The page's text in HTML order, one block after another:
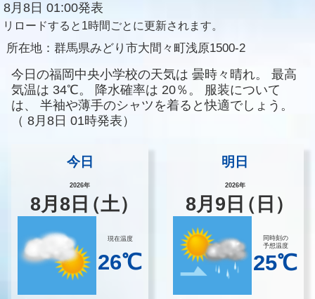
8月8日 01:00発表
リロードすると1時間ごとに更新されます。
所在地： 群馬県みどり市大間々町浅原1500-2
今日の福岡中央小学校の天気は 曇時々晴れ。
最高
気温は 34℃。 降水確率は 20％。
服装について
は、
半袖や薄手のシャツを着ると快適でしょう。
（ 8月8日 01時発表）
今日
2026年
8月8 日（土）
現在温度
26℃
明日
2026年
8月 9 日（日）
同時刻の
予想温度
25℃